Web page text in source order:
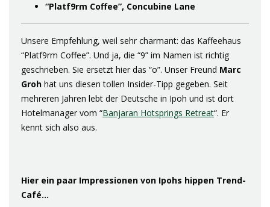
“Platf9rm Coffee”, Concubine Lane
Unsere Empfehlung, weil sehr charmant: das Kaffeehaus
“Platf9rm Coffee”. Und ja, die “9” im Namen ist richtig
geschrieben. Sie ersetzt hier das “o”. Unser Freund Marc
Groh hat uns diesen tollen Insider-Tipp gegeben. Seit
mehreren Jahren lebt der Deutsche in Ipoh und ist dort
Hotelmanager vom “Banjaran Hotsprings Retreat“. Er
kennt sich also aus.
Hier ein paar Impressionen von Ipohs hippen Trend-
Café…